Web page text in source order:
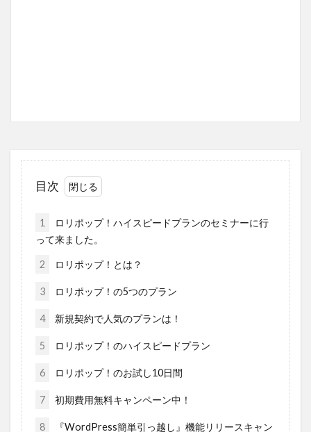
目次
1
ロリポップ！ハイスピードプランのセミナーに行
って来ました。
2 ロリポップ！とは？
3 ロリポップ！の5つのプラン
4 新規契約で人気のプランは！
5 ロリポップ！のハイスピードプラン
6 ロリポップ！のお試し10日間
7 初期費用無料キャンペーン中！
8
『WordPress簡単引っ越し』機能リリースキャン